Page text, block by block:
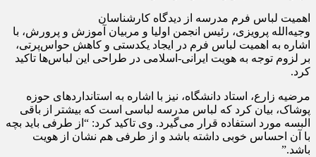
اهمیت لباس فرم مدرسه از دیدگاه کارشناسان
وجیه‌الله پرویزی، رئیس انجمن اولیا و مربیان آموزش و پرورش، با
اشاره به اهمیت لباس فرم در ایجاد یکدستی و کاهش حواس‌پرتی،
بر لزوم توجه به هویت ایرانی-اسلامی در طراحی این لباس‌ها تاکید
کرد.
مرضیه زارع، استاد دانشگاه، نیز با اشاره به استانداردهای حوزه
پوشاک، بیان کرد که لباس مدرسه لباسی است که بیشتر از باقی
البسه مورد استفاده قرار می‌گیرد. وی تاکید کرد: “از طرفی باید بچه
با آن احساس خوبی داشته باشد و از طرفی هم نشان از هویت
باشد.”